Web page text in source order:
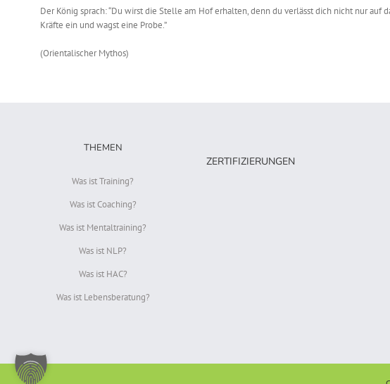
Der König sprach: “Du wirst die Stelle am Hof erhalten, denn du verlässt dich nicht nur auf
Kräfte ein und wagst eine Probe.”
(Orientalischer Mythos)
THEMEN
Was ist Training?
Was ist Coaching?
Was ist Mentaltraining?
Was ist NLP?
Was ist HAC?
Was ist Lebensberatung?
ZERTIFIZIERUNGEN